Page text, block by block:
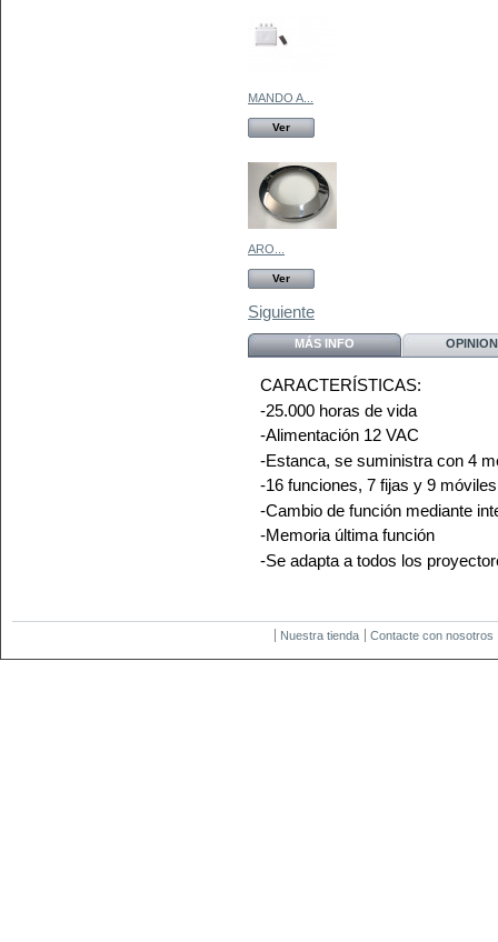
MANDO A...
Ver
ARO...
Ver
Siguiente
MÁS INFO
CARACTERÍSTICAS:
-25.000 horas de vida
-Alimentación 12 VAC
-Estanca, se suministra con 4
-16 funciones, 7 fijas y 9
-Cambio de función mediante
-Memoria última función
-Se adapta a todos los
Nuestra tienda Contacte con nosotros